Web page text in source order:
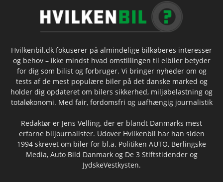
Hvilkenbil.dk fokuserer på almindelige bilkøberes interesser
og behov – ikke mindst hvad omstillingen til elbiler betyder
for dig som bilist og forbruger. Vi bringer nyheder om og
tests af de mest populære biler på det danske marked og
holder dig opdateret om bilers sikkerhed, miljøbelastning og
totaløkonomi. Med fair, fordomsfri og uafhængig journalistik
Redaktør er Jens Velling, der er blandt Danmarks mest
erfarne biljournalister. Udover Hvilkenbil har han siden
1994 skrevet om biler for bl.a. Politiken AUTO, Berlingske
Media, Auto Bild Danmark og De 3 Stiftstidender og
JydskeVestkysten.